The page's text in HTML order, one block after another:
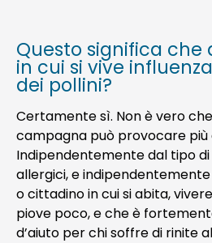
Questo significa che
in cui si vive
dei pollini?
Certamente sì. Non è vero
campagna può provocare più
Indipendentemente dal tipo di
allergici, e
o cittadino in cui si abita,
piove poco, e che è
d’aiuto per chi soffre di rinite